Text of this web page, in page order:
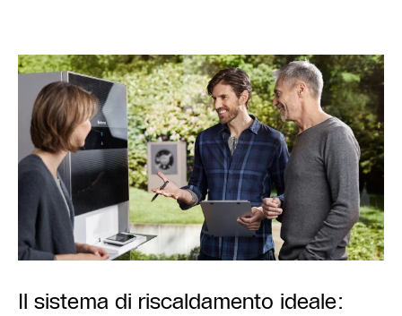
Il sistema di riscaldamento ideale: